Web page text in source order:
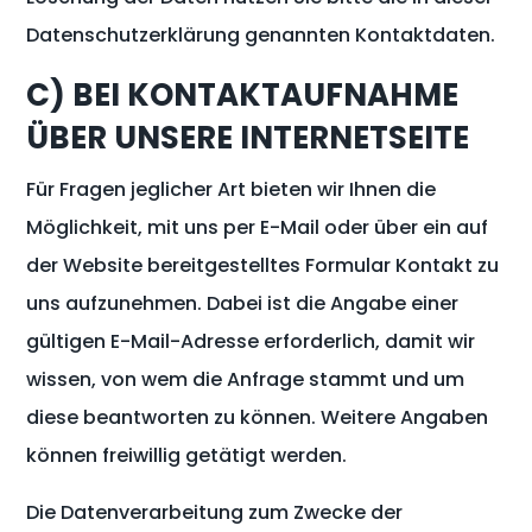
Datenschutzerklärung genannten Kontaktdaten.
C) BEI KONTAKTAUFNAHME
ÜBER UNSERE INTERNETSEITE
Für Fragen jeglicher Art bieten wir Ihnen die
Möglichkeit, mit uns per E-Mail oder über ein auf
der Website bereitgestelltes Formular Kontakt zu
uns aufzunehmen. Dabei ist die Angabe einer
gültigen E-Mail-Adresse erforderlich, damit wir
wissen, von wem die Anfrage stammt und um
diese beantworten zu können. Weitere Angaben
können freiwillig getätigt werden.
Die Datenverarbeitung zum Zwecke der